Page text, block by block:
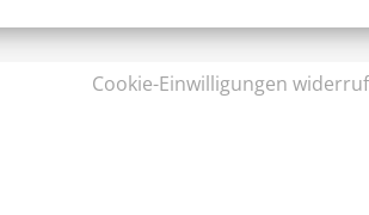
Cookie-Einwilligungen